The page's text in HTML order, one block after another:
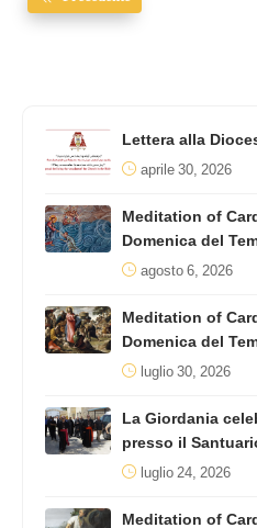
Lettera alla
aprile 30, 2026
Meditation of
Domenica del
agosto 6, 2026
Meditation of
Domenica del
luglio 30, 2026
La Giordania
presso il
luglio 24, 2026
Meditation of